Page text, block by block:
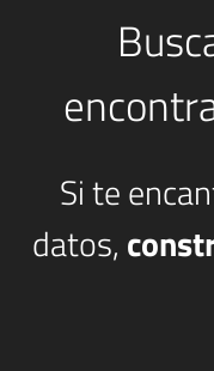
Si te
datos,